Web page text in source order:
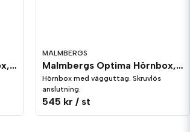
Malmbergs Optima Hörnbox, komplett, uttag + brytare vit
MALMBERGS
Malmbergs Optima Hörnbox, komplett, 2 st uttag svart
Hörnbox med vägguttag. Skruvlös
anslutning.
545 kr / st